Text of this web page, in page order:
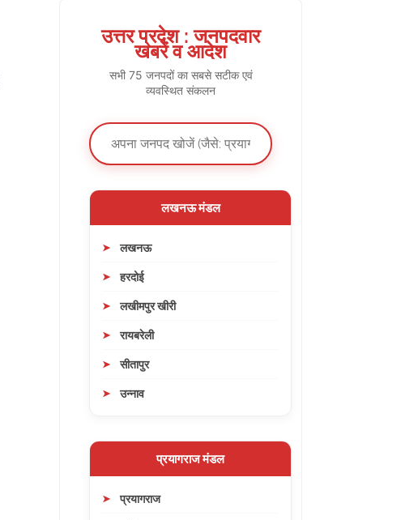
उत्तर प्रदेश : जनपदवार
खबरें व आदेश
सभी 75 जनपदों का सबसे सटीक एवं
व्यवस्थित संकलन
लखनऊ मंडल
लखनऊ
हरदोई
लखीमपुर खीरी
रायबरेली
सीतापुर
उन्नाव
प्रयागराज मंडल
प्रयागराज